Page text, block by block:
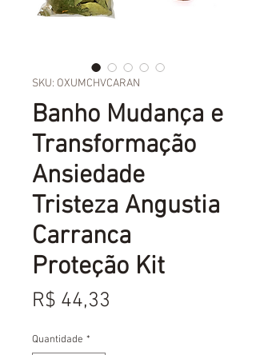
SKU: OXUMCHVCARAN
Banho Mudança e
Transformação
Ansiedade
Tristeza Angustia
Carranca
Proteção Kit
R$ 44,33
Quantidade *